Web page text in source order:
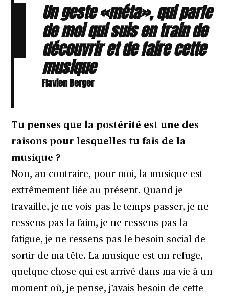
Un geste «méta», qui parle
de moi qui suis en train de
découvrir et de faire cette
musique
Flavien Berger
Tu penses que la postérité est une des
raisons pour lesquelles tu fais de la
musique ?
Non, au contraire, pour moi, la musique est
extrêmement liée au présent. Quand je
travaille, je ne vois pas le temps passer, je ne
ressens pas la faim, je ne ressens pas la
fatigue, je ne ressens pas le besoin social de
sortir de ma tête. La musique est un refuge,
quelque chose qui est arrivé dans ma vie à un
moment où, je pense, j’avais besoin de cette